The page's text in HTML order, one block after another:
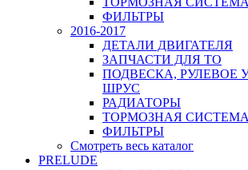
ФИЛЬТРЫ
2016-2017
ДЕТАЛИ ДВИГАТЕЛЯ
ЗАПЧАСТИ ДЛЯ ТО
ПОДВЕСКА, РУЛЕВОЕ
ШРУС
РАДИАТОРЫ
ТОРМОЗНАЯ СИСТЕМА
ФИЛЬТРЫ
Смотреть весь каталог
PRELUDE